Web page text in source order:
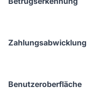
Zahlungsabwicklung
Benutzeroberfläche